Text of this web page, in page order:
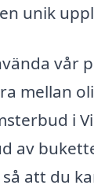
unik
vår
mellan
i
av
att du